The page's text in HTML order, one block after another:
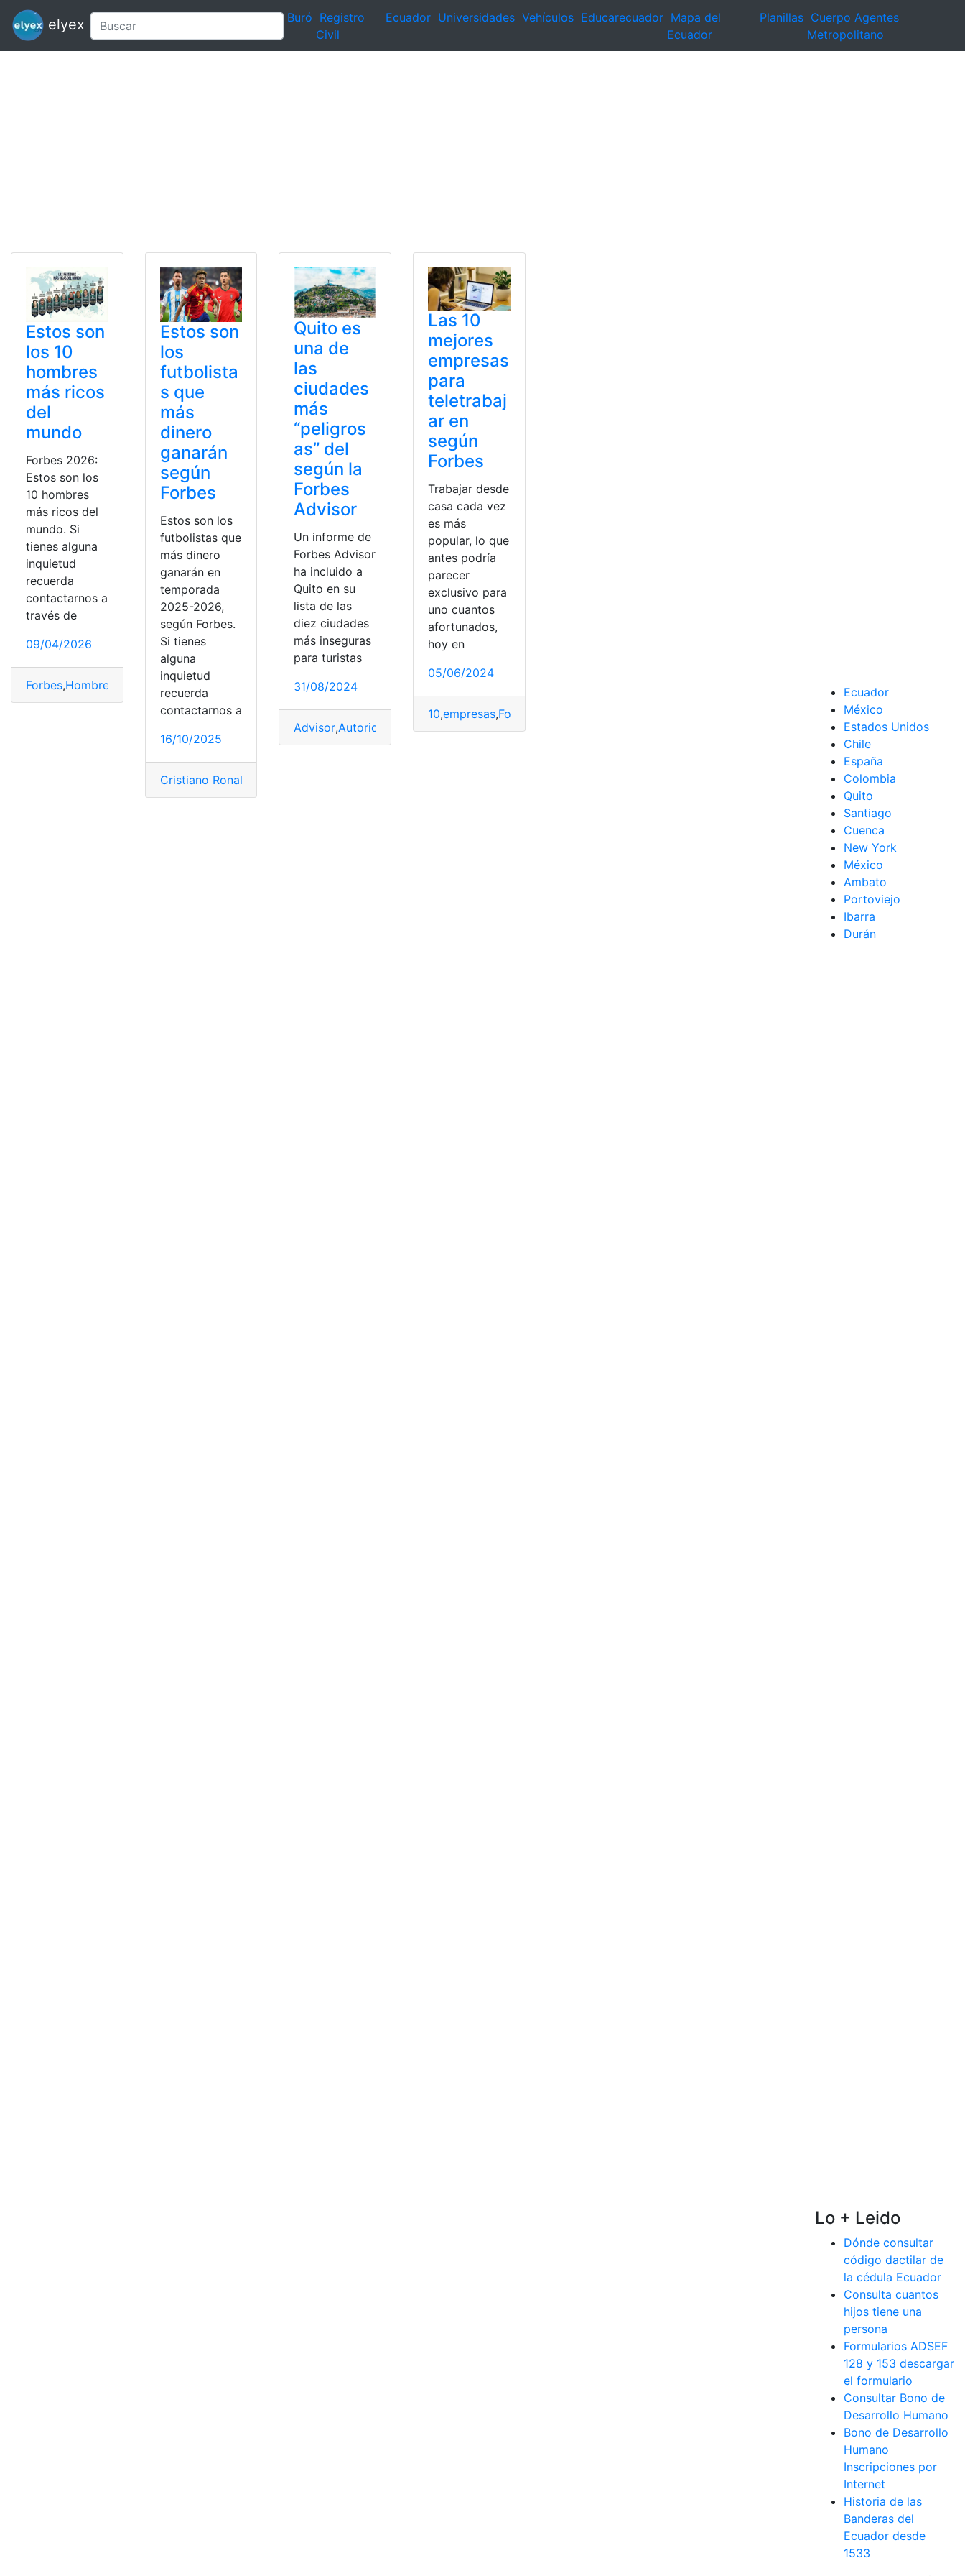
elyex Buró Registro
Civil
Ecuador Universidades Vehículos Educarecuador Mapa del
Ecuador
Planillas Cuerpo Agentes
Metropolitano
Estos son
los 10
hombres
más ricos
del
mundo
Forbes 2026:
Estos son los
10 hombres
más ricos del
mundo. Si
tienes alguna
inquietud
recuerda
contactarnos a
través de
09/04/2026
Forbes,Hombres
Estos son
los
futbolista
s que
más
dinero
ganarán
según
Forbes
Estos son los
futbolistas que
más dinero
ganarán en
temporada
2025-2026,
según Forbes.
Si tienes
alguna
inquietud
recuerda
contactarnos a
16/10/2025
Cristiano Ronaldo
Quito es
una de
las
ciudades
más
“peligros
as” del
según la
Forbes
Advisor
Un informe de
Forbes Advisor
ha incluido a
Quito en su
lista de las
diez ciudades
más inseguras
para turistas
31/08/2024
Advisor,Autoridades
Las 10
mejores
empresas
para
teletrabaj
ar en
según
Forbes
Trabajar desde
casa cada vez
es más
popular, lo que
antes podría
parecer
exclusivo para
uno cuantos
afortunados,
hoy en
05/06/2024
10,empresas,Forbes
Ecuador
México
Estados Unidos
Chile
España
Colombia
Quito
Santiago
Cuenca
New York
México
Ambato
Portoviejo
Ibarra
Durán
Lo + Leido
Dónde consultar
código dactilar de
la cédula Ecuador
Consulta cuantos
hijos tiene una
persona
Formularios ADSEF
128 y 153 descargar
el formulario
Consultar Bono de
Desarrollo Humano
Bono de Desarrollo
Humano
Inscripciones por
Internet
Historia de las
Banderas del
Ecuador desde
1533